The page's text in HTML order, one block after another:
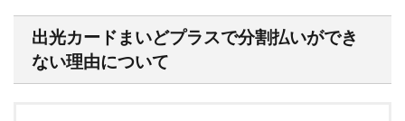
出光カードまいどプラスで分割払いができ
ない理由について